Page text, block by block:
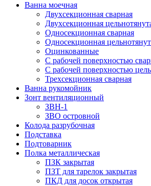
Ванна моечная
Двухсекционная сварная
Двухсекционная
Односекционная сварная
Односекционная
Оцинкованные
С рабочей поверхностью
С рабочей поверхностью
Трехсекционная сварная
Ванна рукомойник
Зонт вентиляционный
ЗВН-1
ЗВО островной
Колода разрубочная
Подставка
Подтоварник
Полка металлическая
ПЗК закрытая
ПЗТ для тарелок закрытая
ПКД для досок открытая